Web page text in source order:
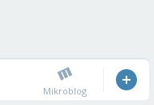
Mikroblog